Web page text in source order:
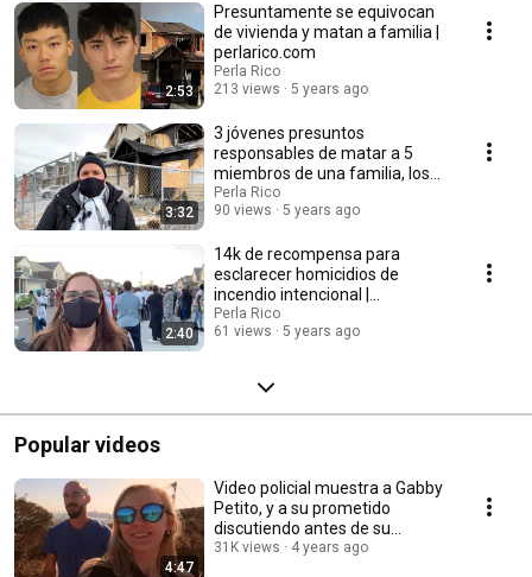
2:53
Presuntamente se equivocan
de vivienda y matan a familia |
perlarico.com
Perla Rico
213 views
5 years ago
3:32
3 jóvenes presuntos
responsables de matar a 5
miembros de una familia, los
arrestan | perlarico.com
Perla Rico
90 views
5 years ago
2:40
14k de recompensa para
esclarecer homicidios de
incendio intencional |
perlarico.com
Perla Rico
61 views
5 years ago
Popular videos
4:47
Video policial muestra a Gabby
Petito, y a su prometido
discutiendo antes de su
desaparición
31K views 4 years ago